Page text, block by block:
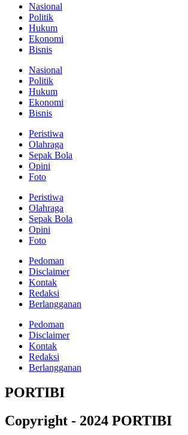
Nasional
Politik
Hukum
Ekonomi
Bisnis
Nasional
Politik
Hukum
Ekonomi
Bisnis
Peristiwa
Olahraga
Sepak Bola
Opini
Foto
Peristiwa
Olahraga
Sepak Bola
Opini
Foto
Pedoman
Disclaimer
Kontak
Redaksi
Berlangganan
Pedoman
Disclaimer
Kontak
Redaksi
Berlangganan
PORTIBI
Copyright - 2024 PORTIBI